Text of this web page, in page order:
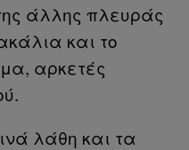
άλλης πλευράς
και το
αρκετές
λάθη και τα